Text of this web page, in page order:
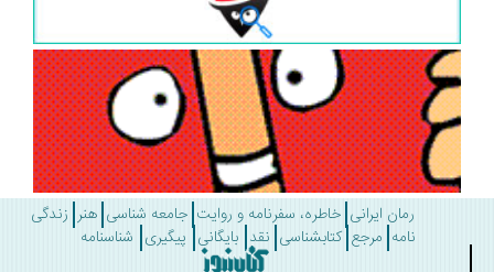
رمان ایرانی خاطره، سفرنامه و روایت جامعه شناسی هنر زندگی
مرجع کتابشناسی نقد بایگانی پیگیری شناسنامه